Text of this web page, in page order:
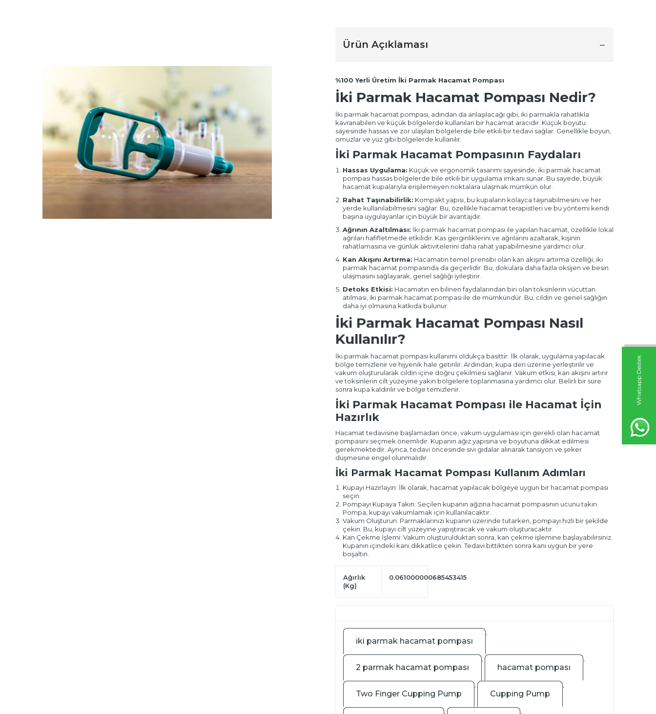
W
h
t
s
a
p
p
D
e
s
t
e
k
H
a
t
t
Ürün Açıklaması
%100 Yerli Üretim İki Parmak Hacamat Pompası
İki Parmak Hacamat Pompası Nedir?
İki parmak hacamat pompası, adından da anlaşılacağı gibi, iki parmakla rahatlıkla
kavranabilen ve küçük bölgelerde kullanılan bir hacamat aracıdır. Küçük boyutu
sayesinde hassas ve zor ulaşılan bölgelerde bile etkili bir tedavi sağlar. Genellikle boyun,
omuzlar ve yüz gibi bölgelerde kullanılır.
İki Parmak Hacamat Pompasının Faydaları
Hassas Uygulama: Küçük ve ergonomik tasarımı sayesinde, iki parmak hacamat
pompası hassas bölgelerde bile etkili bir uygulama imkanı sunar. Bu sayede, büyük
hacamat kupalarıyla erişilemeyen noktalara ulaşmak mümkün olur.
Rahat Taşınabilirlik: Kompakt yapısı, bu kupaların kolayca taşınabilmesini ve her
yerde kullanılabilmesini sağlar. Bu, özellikle hacamat terapistleri ve bu yöntemi kendi
başına uygulayanlar için büyük bir avantajdır.
Ağrının Azaltılması: İki parmak hacamat pompası ile yapılan hacamat, özellikle lokal
ağrıları hafifletmede etkilidir. Kas gerginliklerini ve ağrılarını azaltarak, kişinin
rahatlamasına ve günlük aktivitelerini daha rahat yapabilmesine yardımcı olur.
Kan Akışını Artırma: Hacamatın temel prensibi olan kan akışını artırma özelliği, iki
parmak hacamat pompasında da geçerlidir. Bu, dokulara daha fazla oksijen ve besin
ulaşmasını sağlayarak, genel sağlığı iyileştirir.
Detoks Etkisi: Hacamatın en bilinen faydalarından biri olan toksinlerin vücuttan
atılması, iki parmak hacamat pompası ile de mümkündür. Bu, cildin ve genel sağlığın
daha iyi olmasına katkıda bulunur.
İki Parmak Hacamat Pompası Nasıl
Kullanılır?
İki parmak hacamat pompası kullanımı oldukça basittir. İlk olarak, uygulama yapılacak
bölge temizlenir ve hijyenik hale getirilir. Ardından, kupa deri üzerine yerleştirilir ve
vakum oluşturularak cildin içine doğru çekilmesi sağlanır. Vakum etkisi, kan akışını artırır
ve toksinlerin cilt yüzeyine yakın bölgelere toplanmasına yardımcı olur. Belirli bir süre
sonra kupa kaldırılır ve bölge temizlenir.
İki Parmak Hacamat Pompası ile Hacamat İçin
Hazırlık
Hacamat tedavisine başlamadan önce, vakum uygulaması için gerekli olan hacamat
pompasını seçmek önemlidir. Kupanın ağız yapısına ve boyutuna dikkat edilmesi
gerekmektedir. Ayrıca, tedavi öncesinde sıvı gıdalar alınarak tansiyon ve şeker
düşmesine engel olunmalıdır.
İki Parmak Hacamat Pompası Kullanım Adımları
Kupayı Hazırlayın: İlk olarak, hacamat yapılacak bölgeye uygun bir hacamat pompası
seçin.
Pompayı Kupaya Takın: Seçilen kupanın ağzına hacamat pompasının ucunu takın.
Pompa, kupayı vakumlamak için kullanılacaktır.
Vakum Oluşturun: Parmaklarınızı kupanın üzerinde tutarken, pompayı hızlı bir şekilde
çekin. Bu, kupayı cilt yüzeyine yapıştıracak ve vakum oluşturacaktır.
Kan Çekme İşlemi: Vakum oluşturulduktan sonra, kan çekme işlemine başlayabilirsiniz.
Kupanın içindeki kanı dikkatlice çekin. Tedavi bittikten sonra kanı uygun bir yere
boşaltın.
Ağırlık
(Kg)
0.061000000685453415
iki parmak hacamat pompası
,
2 parmak hacamat pompası
,
hacamat pompası
,
Two Finger Cupping Pump
,
Cupping Pump
,
, ,